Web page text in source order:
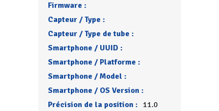
Firmware :
Capteur / Type :
Capteur / Type de tube :
Smartphone / UUID :
Smartphone / Platforme :
Smartphone / Model :
Smartphone / OS Version :
Précision de la position : 11.0